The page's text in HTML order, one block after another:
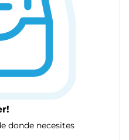
donde necesites